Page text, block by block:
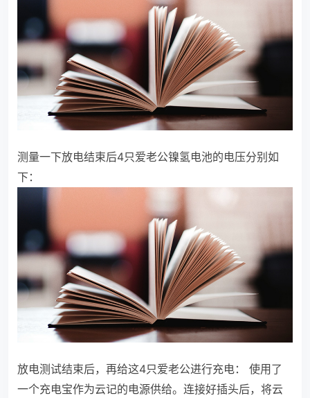
测量一下放电结束后4只爱老公镍氢电池的电压分别如
下：
放电测试结束后，再给这4只爱老公进行充电：
使用了
一个充电宝作为云记的电源供给。连接好插头后，将云